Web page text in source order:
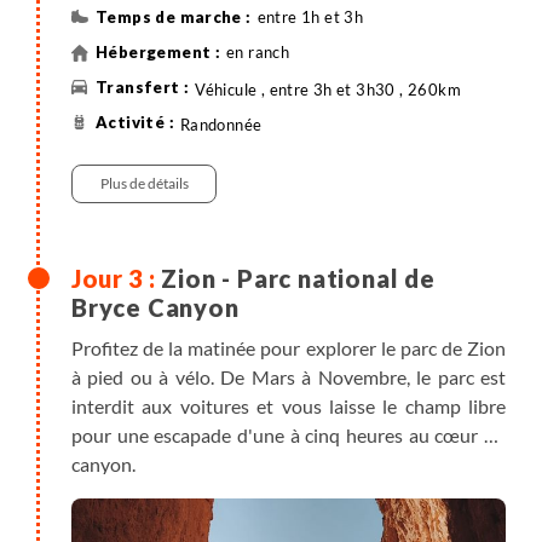
contempler des jardins suspendus verdoyants,
Les rangers du parc pourront vous conseiller en
fonction des conditions météo.
entre 1h et 3h
en ranch
Véhicule , entre 3h et 3h30 , 260km
Randonnée
Plus de détails
Zion - Parc national de
Bryce Canyon
Profitez de la matinée pour explorer le parc de Zion
à pied ou à vélo. De Mars à Novembre, le parc est
interdit aux voitures et vous laisse le champ libre
pour une escapade d'une à cinq heures au cœur du
canyon.
N'hésitez pas à garer votre vélo pour enchainer sur
une belle randonnée.